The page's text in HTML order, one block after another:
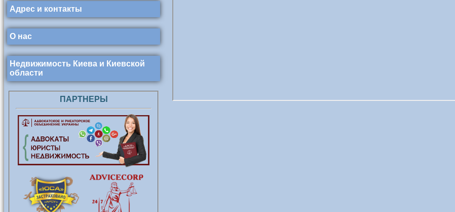
Адрес и контакты
О нас
Недвижимость Киева и Киевской
области
ПАРТНЕРЫ